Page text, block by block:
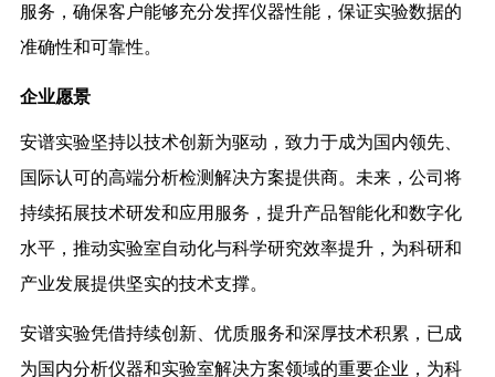
服务，确保客户能够充分发挥仪器性能，保证实验数据的
准确性和可靠性。
企业愿景
安谱实验坚持以技术创新为驱动，致力于成为国内领先、
国际认可的高端分析检测解决方案提供商。未来，公司将
持续拓展技术研发和应用服务，提升产品智能化和数字化
水平，推动实验室自动化与科学研究效率提升，为科研和
产业发展提供坚实的技术支撑。
安谱实验凭借持续创新、优质服务和深厚技术积累，已成
为国内分析仪器和实验室解决方案领域的重要企业，为科